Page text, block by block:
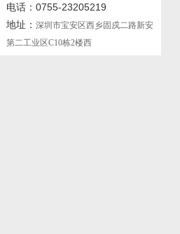
电话：0755-23205219
地址： 深圳市宝安区西乡固戍二路新安
第二工业区C10栋2楼西